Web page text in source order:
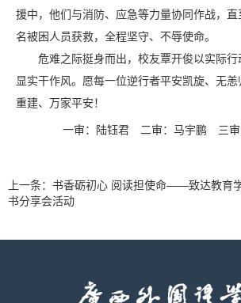
援中，他们与消防、应急等力量协同作战，
名被困人员获救，全程坚守、不辱使命。
危难之际挺身而出，校友覃开俊以实际
显实干作风。愿每一位逆行者平安凯旋、无
重建、万家平安！
一审：陆钰君
二审：马宇鹏 三
上一条： 书香砺初心 阅读担使命——致达教育
书分享会活动